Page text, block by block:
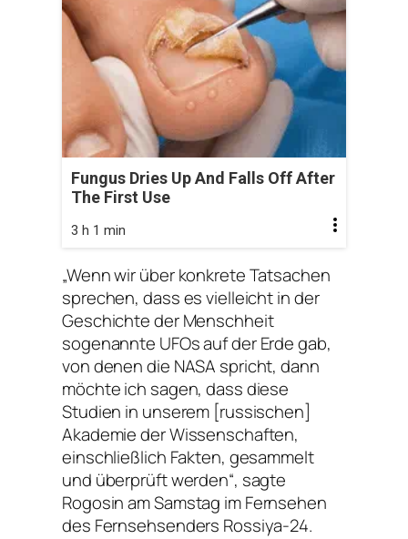
Fungus Dries Up And Falls Off After
The First Use
3 h 1 min
„Wenn wir über konkrete Tatsachen
sprechen, dass es vielleicht in der
Geschichte der Menschheit
sogenannte UFOs auf der Erde gab,
von denen die NASA spricht, dann
möchte ich sagen, dass diese
Studien in unserem [russischen]
Akademie der Wissenschaften,
einschließlich Fakten, gesammelt
und überprüft werden“, sagte
Rogosin am Samstag im Fernsehen
des Fernsehsenders Rossiya-24.